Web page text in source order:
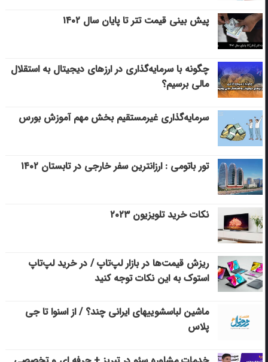
پیش بینی قیمت تتر تا پایان سال ۱۴۰۲
چگونه با سرمایه‌گذاری در ارزهای دیجیتال به استقلال
مالی برسیم؟
سرمایه‌گذاری غیرمستقیم بخش مهم آموزش بورس
تور باتومی : ارزانترین سفر خارجی در تابستان ۱۴۰۲
نکات خرید تلویزیون ۲۰۲۳
ریزش قیمت‌ها در بازار لپ‌تاپ / در خرید لپ‌تاپ
استوک به این نکات توجه کنید
ماشین لباسشویی‎های ایرانی چند؟ / از اسنوا تا جی
پلاس